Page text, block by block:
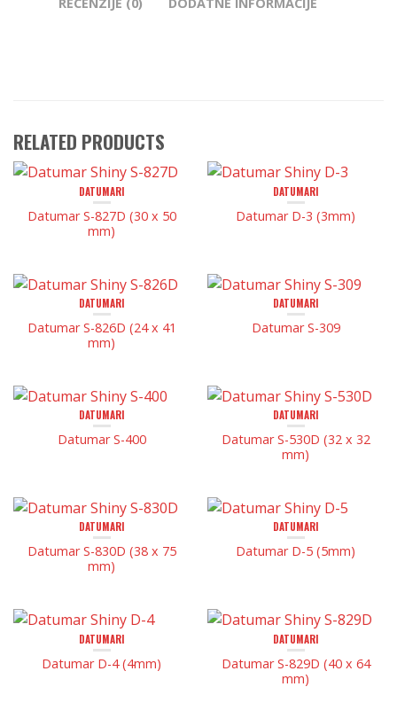
RELATED PRODUCTS
DATUMARI
Datumar S-827D (30 x 50
mm)
DATUMARI
Datumar D-3 (3mm)
DATUMARI
Datumar S-826D (24 x 41
mm)
DATUMARI
Datumar S-309
DATUMARI
Datumar S-400
DATUMARI
Datumar S-530D (32 x 32
mm)
DATUMARI
Datumar S-830D (38 x 75
mm)
DATUMARI
Datumar D-5 (5mm)
DATUMARI
Datumar D-4 (4mm)
DATUMARI
Datumar S-829D (40 x 64
mm)